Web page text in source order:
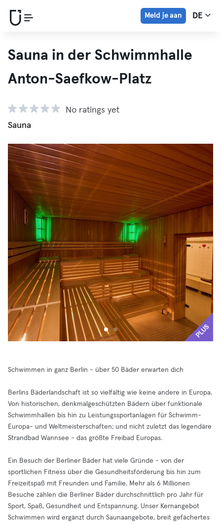
Meld je aan DE
Sauna in der Schwimmhalle
Anton-Saefkow-Platz
No ratings yet
Sauna
PLUS
Schwimmen in ganz Berlin - über 50 Bäder erwarten dich
Berlins Bäderlandschaft ist so vielfältig wie keine andere in Europa.
Von historischen, denkmalgeschützten Bädern über funktionale
Schwimmhallen bis hin zu Leistungssportanlagen für Schwimm-
Europa- und Weltmeisterschaften; und nicht zuletzt das legendäre
Strandbad Wannsee - das größte Freibad Europas.
Ein Besuch der Berliner Bäder hat viele Gründe - von der
sportlichen Fitness über die Gesundheitsförderung bis hin zum
Freizeitspaß mit Freunden und Familie. Mehr als 6 Millionen
Besuche zählen die Berliner Bäder durchschnittlich pro Jahr für
Sport, Spaß, Gesundheit und Entspannung. Unser Kernangebot
Schwimmen wird ergänzt durch Saunaangebote, breit gefächertes